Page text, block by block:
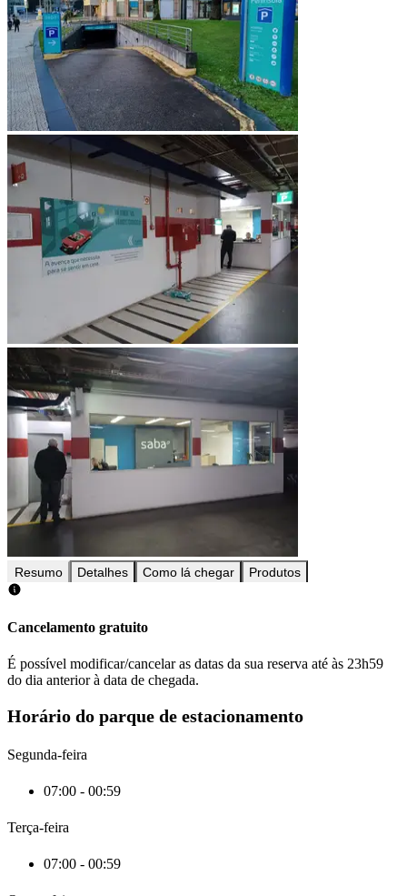
Resumo Detalhes Como lá chegar Produtos
Cancelamento gratuito
É possível modificar/cancelar as datas da sua reserva até às 23h59
do dia anterior à data de chegada.
Horário do parque de estacionamento
Segunda-feira
07:00 - 00:59
Terça-feira
07:00 - 00:59